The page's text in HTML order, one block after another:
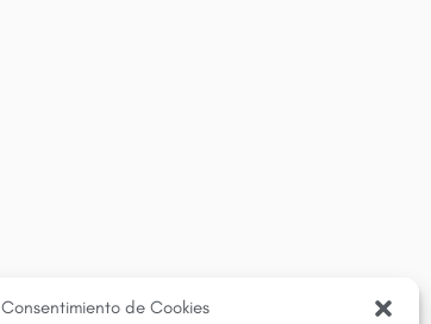
Consentimiento de Cookies